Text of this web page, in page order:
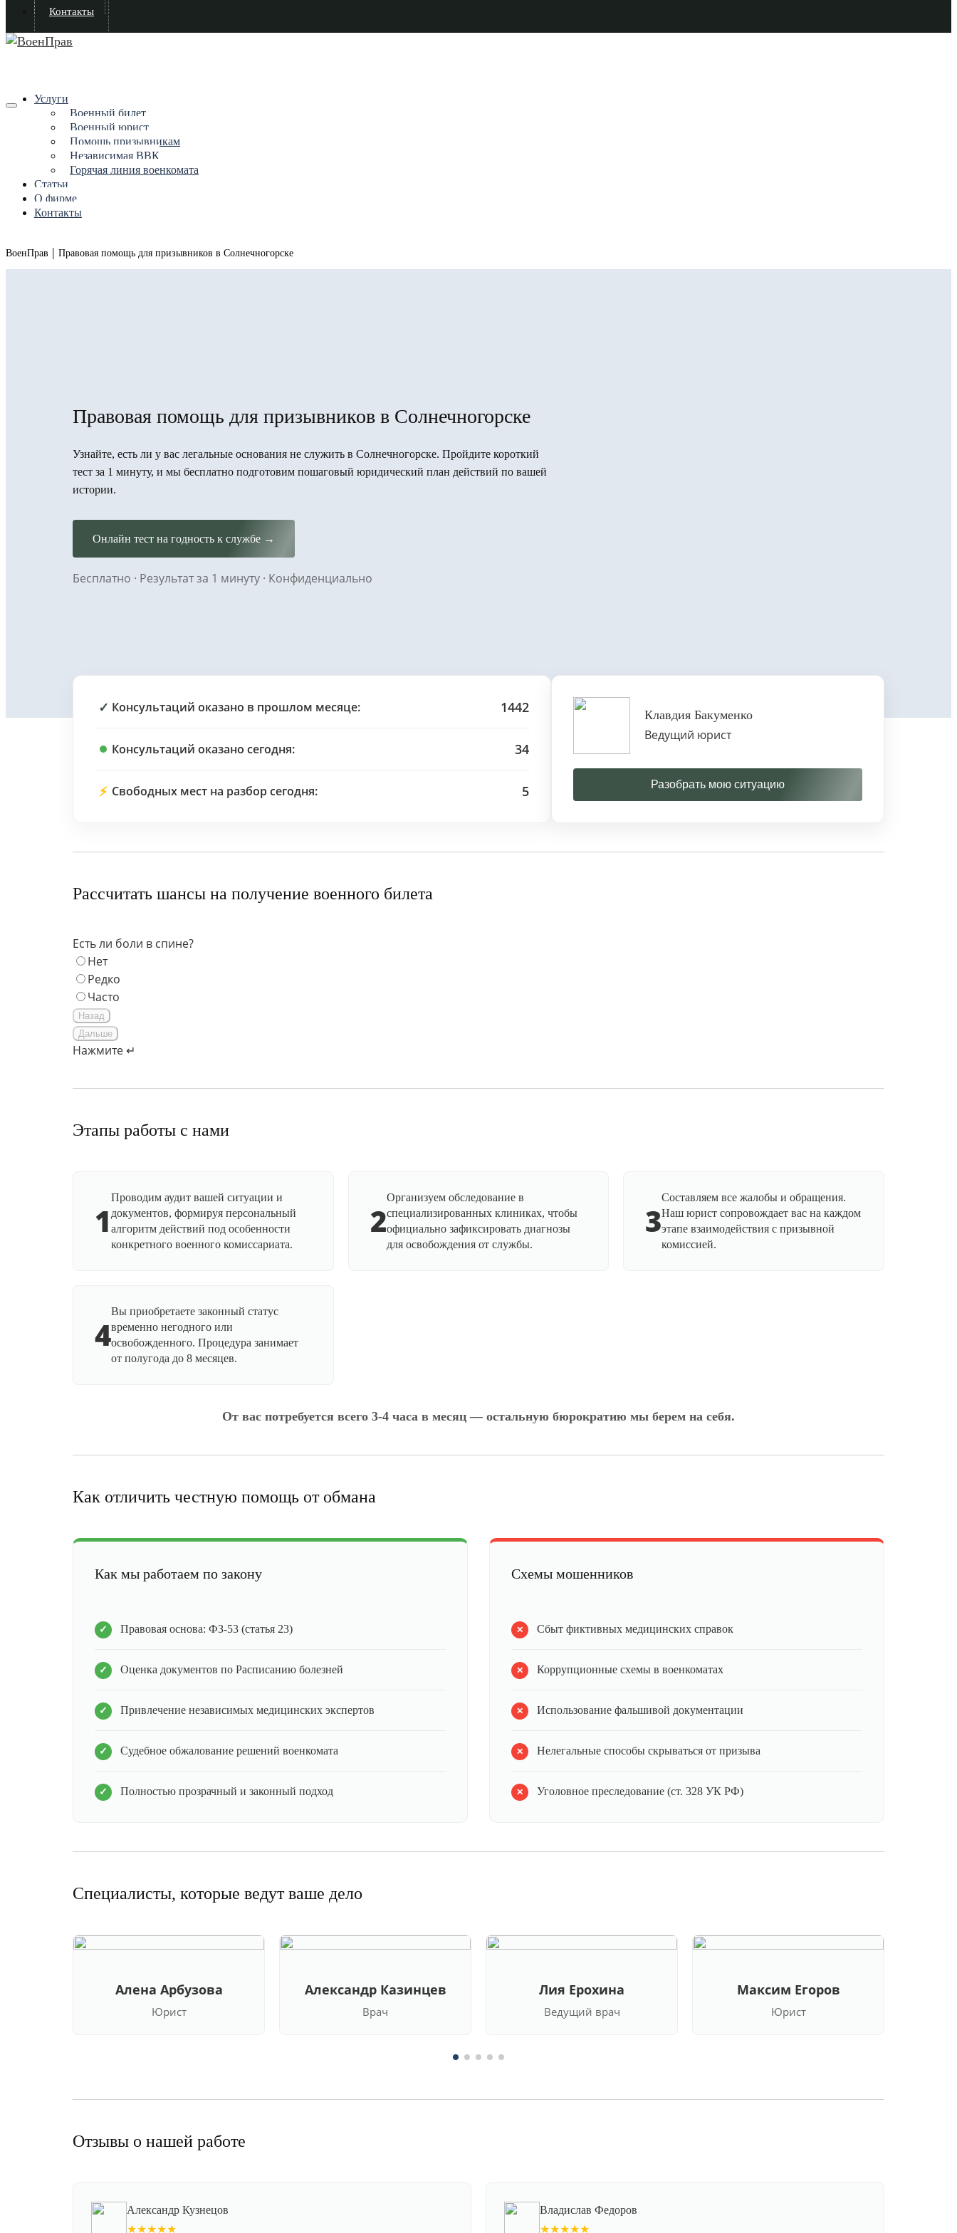
Контакты
Услуги
Военный билет
Военный юрист
Помощь призывникам
Независимая ВВК
Горячая линия военкомата
Статьи
О фирме
Контакты
ВоенПрав | Правовая помощь для призывников в Солнечногорске
Правовая помощь для призывников в Солнечногорске
Узнайте, есть ли у вас легальные основания не служить в Солнечногорске. Пройдите короткий
тест за 1 минуту, и мы бесплатно подготовим пошаговый юридический план действий по вашей
истории.
Онлайн тест на годность к службе →
Бесплатно · Результат за 1 минуту · Конфиденциально
✓ Консультаций оказано в прошлом месяце: 1442
Консультаций оказано сегодня: 34
⚡ Свободных мест на разбор сегодня: 5
Клавдия Бакуменко
Ведущий юрист
Разобрать мою ситуацию
Рассчитать шансы на получение военного билета
Есть ли боли в спине?
Нет
Редко
Часто
Назад
Дальше
Нажмите ↵
Этапы работы с нами
1
Проводим аудит вашей ситуации и
документов, формируя персональный
алгоритм действий под особенности
конкретного военного комиссариата.
2
Организуем обследование в
специализированных клиниках, чтобы
официально зафиксировать диагнозы
для освобождения от службы.
3
Составляем все жалобы и обращения.
Наш юрист сопровождает вас на каждом
этапе взаимодействия с призывной
комиссией.
4
Вы приобретаете законный статус
временно негодного или
освобожденного. Процедура занимает
от полугода до 8 месяцев.
От вас потребуется всего 3-4 часа в месяц — остальную бюрократию мы берем на себя.
Как отличить честную помощь от обмана
Как мы работаем по закону
Правовая основа: ФЗ-53 (статья 23)
Оценка документов по Расписанию болезней
Привлечение независимых медицинских экспертов
Судебное обжалование решений военкомата
Полностью прозрачный и законный подход
Схемы мошенников
Сбыт фиктивных медицинских справок
Коррупционные схемы в военкоматах
Использование фальшивой документации
Нелегальные способы скрываться от призыва
Уголовное преследование (ст. 328 УК РФ)
Специалисты, которые ведут ваше дело
Алена Арбузова
Юрист
Александр Казинцев
Врач
Лия Ерохина
Ведущий врач
Максим Егоров
Юрист
Отзывы о нашей работе
Александр Кузнецов
★★★★★
Владислав Федоров
★★★★★